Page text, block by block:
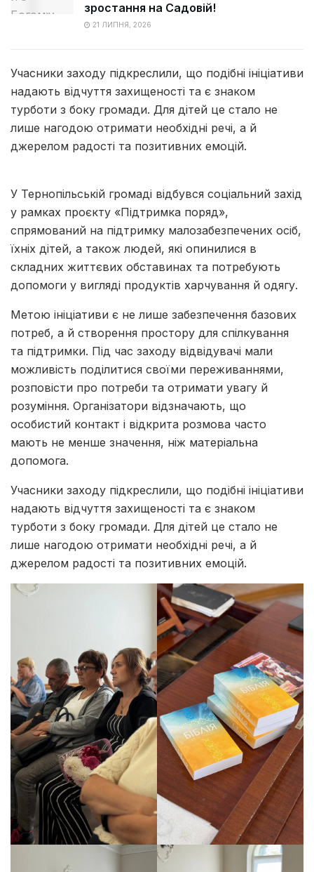
зростання на Садовій!
21 ЛИПНЯ, 2026
Учасники заходу підкреслили, що подібні ініціативи
надають відчуття захищеності та є знаком
турботи з боку громади. Для дітей це стало не
лише нагодою отримати необхідні речі, а й
джерелом радості та позитивних емоцій.
У Тернопільській громаді відбувся соціальний захід
у рамках проєкту «Підтримка поряд»,
спрямований на підтримку малозабезпечених осіб,
їхніх дітей, а також людей, які опинилися в
складних життєвих обставинах та потребують
допомоги у вигляді продуктів харчування й одягу.
Метою ініціативи є не лише забезпечення базових
потреб, а й створення простору для спілкування
та підтримки. Під час заходу відвідувачі мали
можливість поділитися своїми переживаннями,
розповісти про потреби та отримати увагу й
розуміння. Організатори відзначають, що
особистий контакт і відкрита розмова часто
мають не менше значення, ніж матеріальна
допомога.
Учасники заходу підкреслили, що подібні ініціативи
надають відчуття захищеності та є знаком
турботи з боку громади. Для дітей це стало не
лише нагодою отримати необхідні речі, а й
джерелом радості та позитивних емоцій.